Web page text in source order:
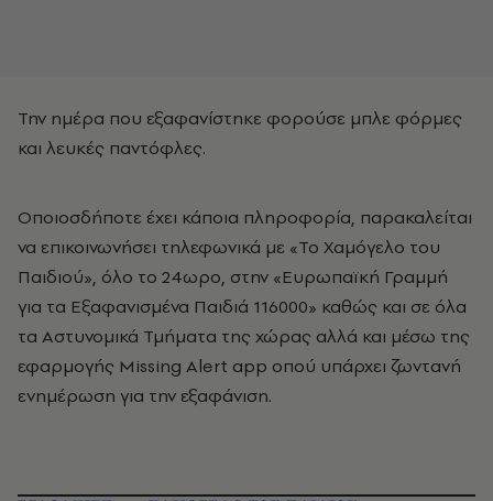
Την ημέρα που εξαφανίστηκε φορούσε μπλε φόρμες
και λευκές παντόφλες.
Οποιοσδήποτε έχει κάποια πληροφορία, παρακαλείται
να επικοινωνήσει τηλεφωνικά με «Το Χαμόγελο του
Παιδιού», όλο το 24ωρο, στην «Ευρωπαϊκή Γραμμή
για τα Εξαφανισμένα Παιδιά 116000» καθώς και σε όλα
τα Αστυνομικά Τμήματα της χώρας αλλά και μέσω της
εφαρμογής Missing Alert app οπού υπάρχει ζωντανή
ενημέρωση για την εξαφάνιση.